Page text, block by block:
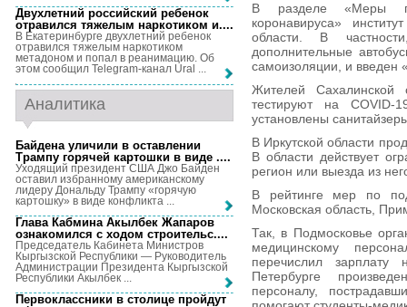
В разделе «Меры
коронавируса»
области. В
дополнительные
самоизоляции, и введен
Жителей Сахалинской
тестируют на COVID-
установлены
В Иркутской области
В области действует
регион или выезда из
В рейтинге мер по
Московская область,
Так, в Подмосковье
медицинскому
перечислил зарплату
Петербурге
персоналу,
Двухлетний российский ребенок
отравился тяжелым наркотиком и....
В Екатеринбурге двухлетний ребенок
отравился тяжелым наркотиком
метадоном и попал в реанимацию. Об
этом сообщил Telegram-канал Ural ...
Аналитика
Байдена уличили в оставлении
Трампу горячей картошки в виде ....
Уходящий президент США Джо Байден
оставил избранному американскому
лидеру Дональду Трампу «горячую
картошку» в виде конфликта ...
Глава Кабмина Акылбек Жапаров
ознакомился с ходом строительс....
Председатель Кабинета Министров
Кыргызской Республики — Руководитель
Администрации Президента Кыргызской
Республики Акылбек ...
Первоклассники в столице пройдут